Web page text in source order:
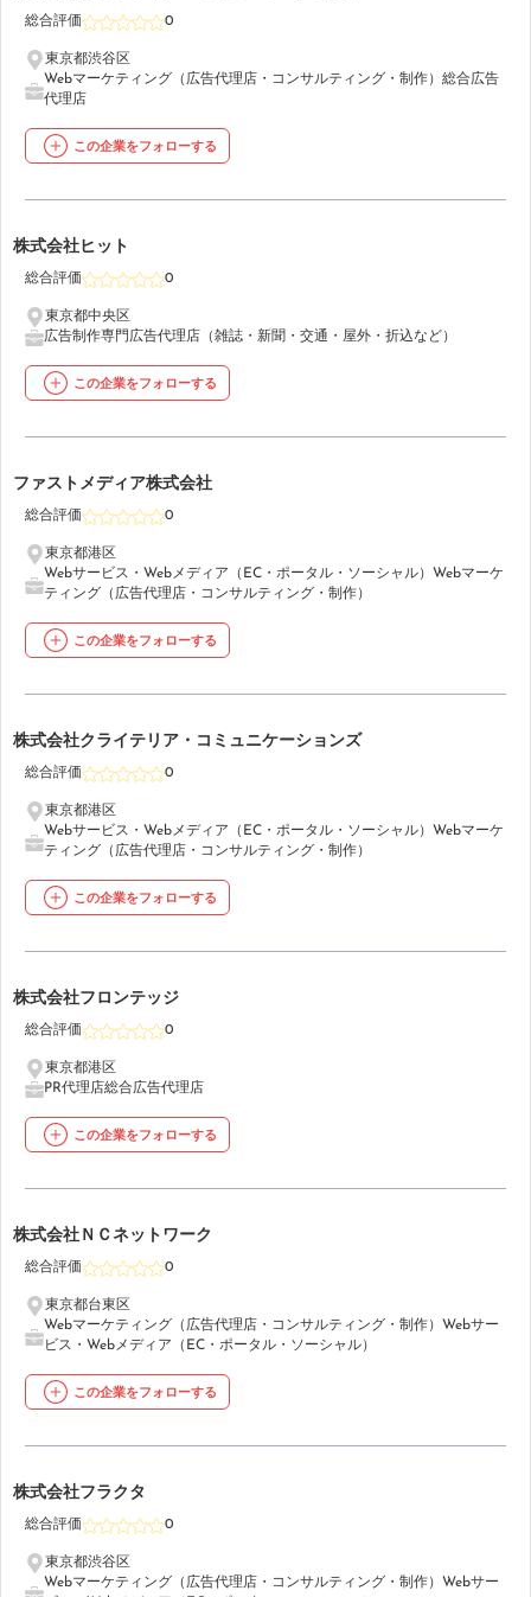
総合評価 0
東京都渋谷区
Webマーケティング（広告代理店・コンサルティング・制作）総合広告
代理店
この企業をフォローする
20
株式会社ヒット
総合評価 0
東京都中央区
広告制作専門広告代理店（雑誌・新聞・交通・屋外・折込など）
この企業をフォローする
21ファストメディア株式会社
総合評価 0
東京都港区
Webサービス・Webメディア（EC・ポータル・ソーシャル） Webマーケ
ティング（広告代理店・コンサルティング・制作）
この企業をフォローする
22
株式会社クライテリア・コミュニケーションズ
総合評価 0
東京都港区
Webサービス・Webメディア（EC・ポータル・ソーシャル） Webマーケ
ティング（広告代理店・コンサルティング・制作）
この企業をフォローする
23
株式会社フロンテッジ
総合評価 0
東京都港区
PR代理店総合広告代理店
この企業をフォローする
24
株式会社ＮＣネットワーク
総合評価 0
東京都台東区
Webマーケティング（広告代理店・コンサルティング・制作） Webサー
ビス・Webメディア（EC・ポータル・ソーシャル）
この企業をフォローする
25
株式会社フラクタ
総合評価 0
東京都渋谷区
Webマーケティング（広告代理店・コンサルティング・制作） Webサー